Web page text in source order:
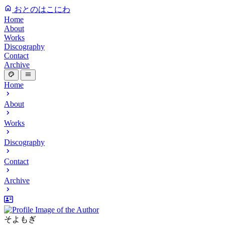
おとのはこにわ
Home
About
Works
Discography
Contact
Archive
Home
About
Works
Discography
Contact
Archive
そよもぎ